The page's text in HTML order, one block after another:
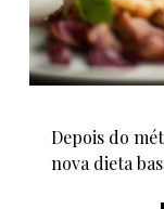
Depois do
nova dieta